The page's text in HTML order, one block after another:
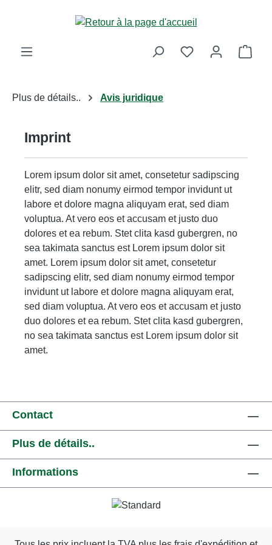
Passer au contenu principal
Le
Plus de détails.. Avis juridique
Imprint
Lorem ipsum dolor sit amet, consetetur sadipscing
elitr, sed diam nonumy eirmod tempor invidunt ut
labore et dolore magna aliquyam erat, sed diam
voluptua. At vero eos et accusam et justo duo
dolores et ea rebum. Stet clita kasd gubergren, no
sea takimata sanctus est Lorem ipsum dolor sit
amet. Lorem ipsum dolor sit amet, consetetur
sadipscing elitr, sed diam nonumy eirmod tempor
invidunt ut labore et dolore magna aliquyam erat,
sed diam voluptua. At vero eos et accusam et justo
duo dolores et ea rebum. Stet clita kasd gubergren,
no sea takimata sanctus est Lorem ipsum dolor sit
amet.
Contact
Plus de détails..
Informations